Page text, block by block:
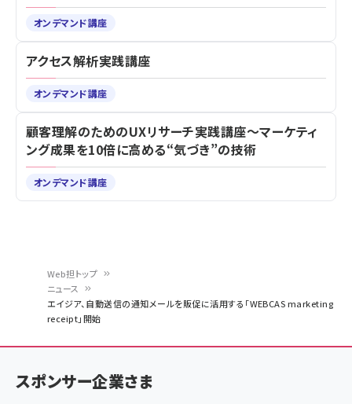
く
ず
Web担トップ
ニュース
エイジア、自動送信の通知メールを販促に活用する「WEBCAS marketing
receipt」開始
オンデマンド講座
アクセス解析実践講座
オンデマンド講座
顧客理解のためのUXリサーチ実践講座～マーケティ
ング成果を10倍に高める“気づき”の技術
オンデマンド講座
スポンサー企業さま